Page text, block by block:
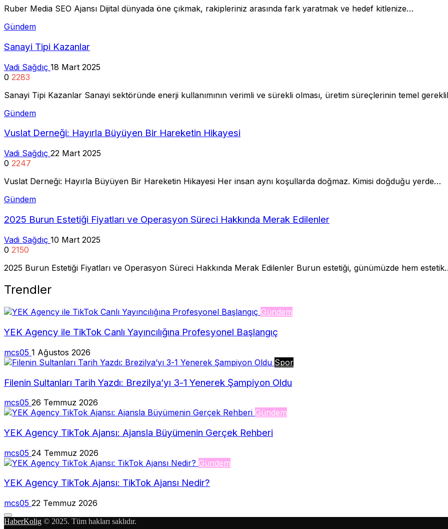
Ruber Media SEO Ajansı Dijital dünyada öne çıkmak, rakipleriniz arasında fark yaratmak ve hedef kitlenize…
Gündem
Sanayi Tipi Kazanlar
Vadi Sağdıç 18 Mart 2025
0 2283
Sanayi Tipi Kazanlar Sanayi sektöründe enerji kullanımının verimli ve sürekli olması, üretim süreçlerinin temel
Gündem
Vuslat Derneği: Hayırla Büyüyen Bir Hareketin Hikayesi
Vadi Sağdıç 22 Mart 2025
0 2247
Vuslat Derneği: Hayırla Büyüyen Bir Hareketin Hikayesi Her insan aynı koşullarda doğmaz. Kimisi doğduğu yerde…
Gündem
2025 Burun Estetiği Fiyatları ve Operasyon Süreci Hakkında Merak Edilenler
Vadi Sağdıç 10 Mart 2025
0 2150
2025 Burun Estetiği Fiyatları ve Operasyon Süreci Hakkında Merak Edilenler Burun estetiği, günümüzde hem
Trendler
Gündem
YEK Agency ile TikTok Canlı Yayıncılığına Profesyonel Başlangıç
mcs05 1 Ağustos 2026
Spor
Filenin Sultanları Tarih Yazdı: Brezilya’yı 3-1 Yenerek Şampiyon Oldu
mcs05 26 Temmuz 2026
Gündem
YEK Agency TikTok Ajansı: Ajansla Büyümenin Gerçek Rehberi
mcs05 24 Temmuz 2026
Gündem
YEK Agency TikTok Ajansı: TikTok Ajansı Nedir?
mcs05 22 Temmuz 2026
HaberKolig © 2025. Tüm hakları saklıdır.